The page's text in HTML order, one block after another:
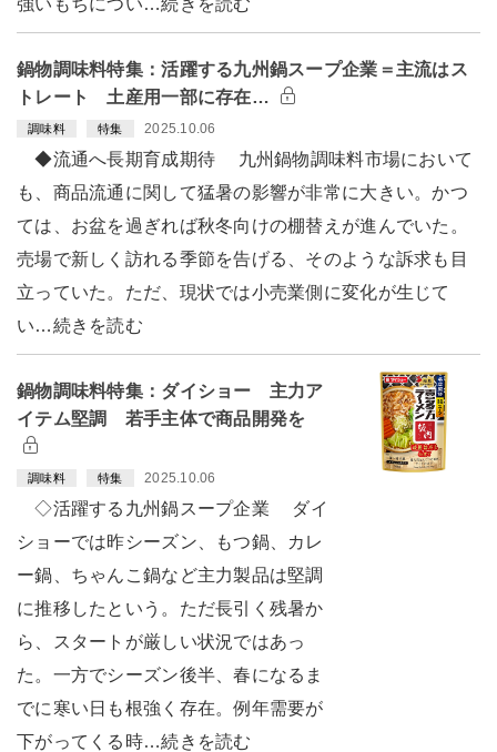
鍋物調味料特集：活躍する九州鍋スープ企業＝主流はス
トレート 土産用一部に存在…
調味料 特集 2025.10.06
◆流通へ長期育成期待 九州鍋物調味料市場において
も、商品流通に関して猛暑の影響が非常に大きい。かつ
ては、お盆を過ぎれば秋冬向けの棚替えが進んでいた。
売場で新しく訪れる季節を告げる、そのような訴求も目
立っていた。ただ、現状では小売業側に変化が生じて
い…続きを読む
鍋物調味料特集：ダイショー 主力ア
イテム堅調 若手主体で商品開発を
調味料 特集 2025.10.06
◇活躍する九州鍋スープ企業 ダイ
ショーでは昨シーズン、もつ鍋、カレ
ー鍋、ちゃんこ鍋など主力製品は堅調
に推移したという。ただ長引く残暑か
ら、スタートが厳しい状況ではあっ
た。一方でシーズン後半、春になるま
でに寒い日も根強く存在。例年需要が
下がってくる時…続きを読む